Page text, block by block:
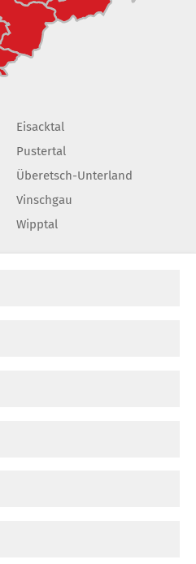
Eisacktal
Pustertal
Überetsch-Unterland
Vinschgau
Wipptal